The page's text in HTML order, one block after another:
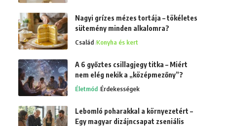
Nagyi grízes mézes tortája – tökéletes
sütemény minden alkalomra?
Család Konyha és kert
A 6 győztes csillagjegy titka – Miért
nem elég nekik a „középmezőny”?
Életmód Érdekességek
Lebomló poharakkal a környezetért –
Egy magyar dizájncsapat zseniális